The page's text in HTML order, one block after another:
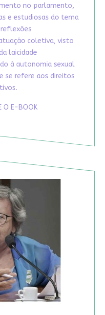
no parlamento,
e estudiosas do tema
coletiva, visto
laicidade
à autonomia sexual
se refere aos direitos
O E-BOOK